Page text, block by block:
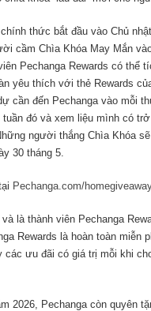
thức bắt đầu vào Chủ
cầm Chìa Khóa May Mắn
Pechanga Rewards có thể
yêu thích với thẻ Rewards
cần đến Pechanga vào mỗi
đó và xem liệu mình có
người thắng Chìa Khóa
30 tháng 5.
Pechanga.com/
là thành viên Pechanga
Rewards là hoàn toàn miễn
các ưu đãi có giá trị mỗi khi
2026, Pechanga còn quyên